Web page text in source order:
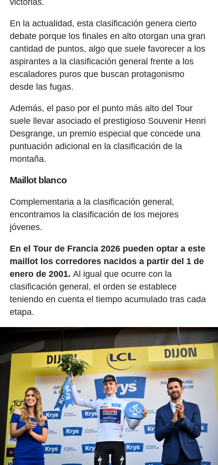
victorias.
En la actualidad, esta clasificación genera cierto
debate porque los finales en alto otorgan una gran
cantidad de puntos, algo que suele favorecer a los
aspirantes a la clasificación general frente a los
escaladores puros que buscan protagonismo
desde las fugas.
Además, el paso por el punto más alto del Tour
suele llevar asociado el prestigioso Souvenir Henri
Desgrange, un premio especial que concede una
puntuación adicional en la clasificación de la
montaña.
Maillot blanco
Complementaria a la clasificación general,
encontramos la clasificación de los mejores
jóvenes.
En el Tour de Francia 2026 pueden optar a este
maillot los corredores nacidos a partir del 1 de
enero de 2001. Al igual que ocurre con la
clasificación general, el orden se establece
teniendo en cuenta el tiempo acumulado tras cada
etapa.